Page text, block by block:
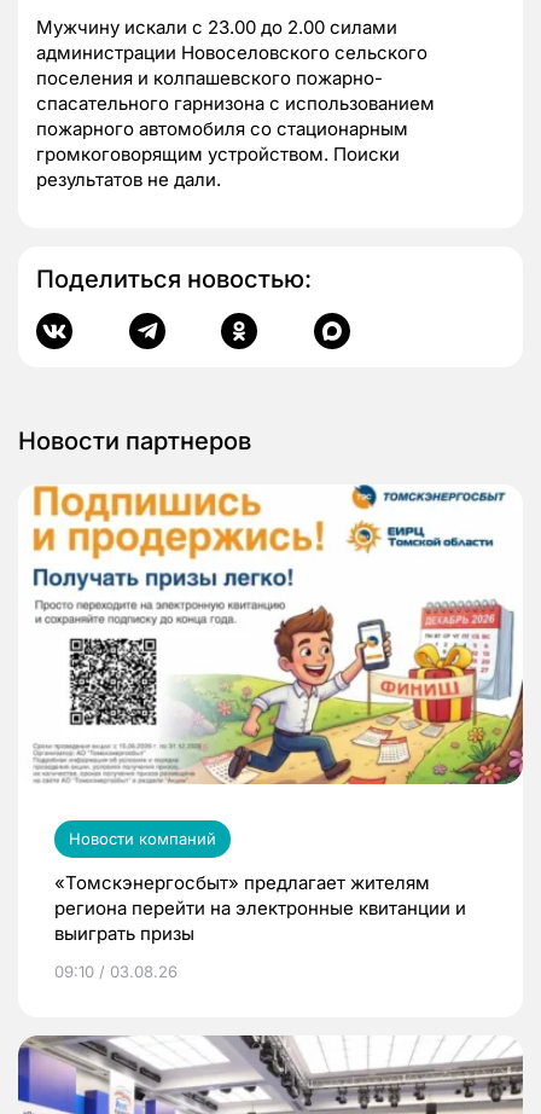
Мужчину искали с 23.00 до 2.00 силами
администрации Новоселовского сельского
поселения и колпашевского пожарно-
спасательного гарнизона с использованием
пожарного автомобиля со стационарным
громкоговорящим устройством. Поиски
результатов не дали.
Поделиться новостью:
Новости партнеров
Новости компаний
«Томскэнергосбыт» предлагает жителям
региона перейти на электронные квитанции и
выиграть призы
09:10 / 03.08.26